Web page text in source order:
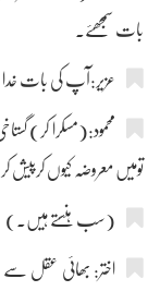
بات سمجھئے۔
عزیر:آپ کی بات خدا
محمود:(مسکرا کر)
تومیں معروضہ کیوں کرپیش
(سب ہنستے ہیں۔)
اختر: بھائی عقل